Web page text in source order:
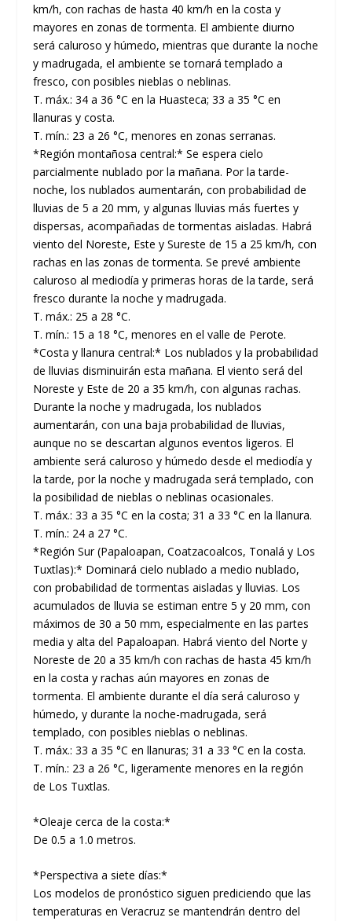
km/h, con rachas de hasta 40 km/h en la costa y
mayores en zonas de tormenta. El ambiente diurno
será caluroso y húmedo, mientras que durante la noche
y madrugada, el ambiente se tornará templado a
fresco, con posibles nieblas o neblinas.
T. máx.: 34 a 36 °C en la Huasteca; 33 a 35 °C en
llanuras y costa.
T. mín.: 23 a 26 °C, menores en zonas serranas.
*Región montañosa central:* Se espera cielo
parcialmente nublado por la mañana. Por la tarde-
noche, los nublados aumentarán, con probabilidad de
lluvias de 5 a 20 mm, y algunas lluvias más fuertes y
dispersas, acompañadas de tormentas aisladas. Habrá
viento del Noreste, Este y Sureste de 15 a 25 km/h, con
rachas en las zonas de tormenta. Se prevé ambiente
caluroso al mediodía y primeras horas de la tarde, será
fresco durante la noche y madrugada.
T. máx.: 25 a 28 °C.
T. mín.: 15 a 18 °C, menores en el valle de Perote.
*Costa y llanura central:* Los nublados y la probabilidad
de lluvias disminuirán esta mañana. El viento será del
Noreste y Este de 20 a 35 km/h, con algunas rachas.
Durante la noche y madrugada, los nublados
aumentarán, con una baja probabilidad de lluvias,
aunque no se descartan algunos eventos ligeros. El
ambiente será caluroso y húmedo desde el mediodía y
la tarde, por la noche y madrugada será templado, con
la posibilidad de nieblas o neblinas ocasionales.
T. máx.: 33 a 35 °C en la costa; 31 a 33 °C en la llanura.
T. mín.: 24 a 27 °C.
*Región Sur (Papaloapan, Coatzacoalcos, Tonalá y Los
Tuxtlas):* Dominará cielo nublado a medio nublado,
con probabilidad de tormentas aisladas y lluvias. Los
acumulados de lluvia se estiman entre 5 y 20 mm, con
máximos de 30 a 50 mm, especialmente en las partes
media y alta del Papaloapan. Habrá viento del Norte y
Noreste de 20 a 35 km/h con rachas de hasta 45 km/h
en la costa y rachas aún mayores en zonas de
tormenta. El ambiente durante el día será caluroso y
húmedo, y durante la noche-madrugada, será
templado, con posibles nieblas o neblinas.
T. máx.: 33 a 35 °C en llanuras; 31 a 33 °C en la costa.
T. mín.: 23 a 26 °C, ligeramente menores en la región
de Los Tuxtlas.
*Oleaje cerca de la costa:*
De 0.5 a 1.0 metros.
*Perspectiva a siete días:*
Los modelos de pronóstico siguen prediciendo que las
temperaturas en Veracruz se mantendrán dentro del